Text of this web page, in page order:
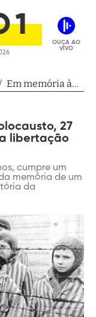
OUÇA AO
VIVO
Em memória às
de Janeiro
marca 80 anos
Auschwitz
27
libertação
cumpre um
memória de um
da